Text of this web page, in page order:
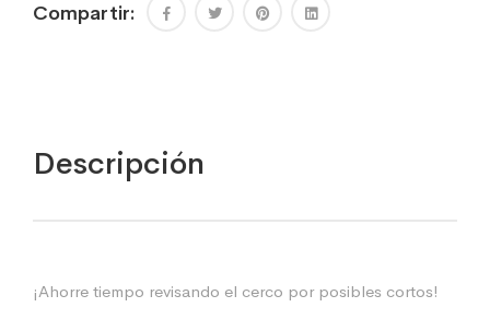
Compartir:
Descripción
¡Ahorre tiempo revisando el cerco por posibles cortos!